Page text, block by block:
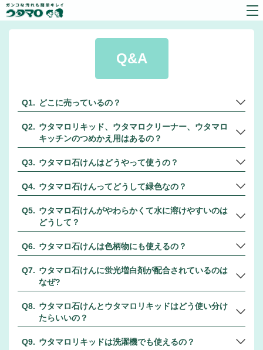
Q&A
どこに売っているの？
ウタマロリキッド、ウタマロクリーナー、ウタマロ
キッチンのつめかえ用はあるの？
ウタマロ石けんはどうやって使うの？
ウタマロ石けんってどうして緑色なの？
ウタマロ石けんがやわらかくて水に溶けやすいのは
どうして？
ウタマロ石けんは色柄物にも使えるの？
ウタマロ石けんに蛍光増白剤が配合されているのは
なぜ?
ウタマロ石けんとウタマロリキッドはどう使い分け
たらいいの？
ウタマロリキッドは洗濯機でも使えるの？